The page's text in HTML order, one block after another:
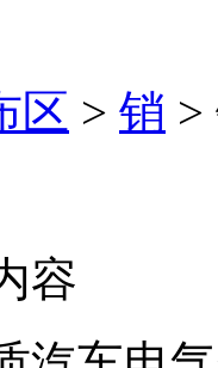
区 > 销 >
容